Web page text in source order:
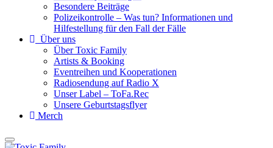
Besondere Beiträge
Polizeikontrolle – Was tun? Informationen und
Hilfestellung für den Fall der Fälle
Über uns
Über Toxic Family
Artists & Booking
Eventreihen und Kooperationen
Radiosendung auf Radio X
Unser Label – ToFa.Rec
Unsere Geburtstagsflyer
Merch